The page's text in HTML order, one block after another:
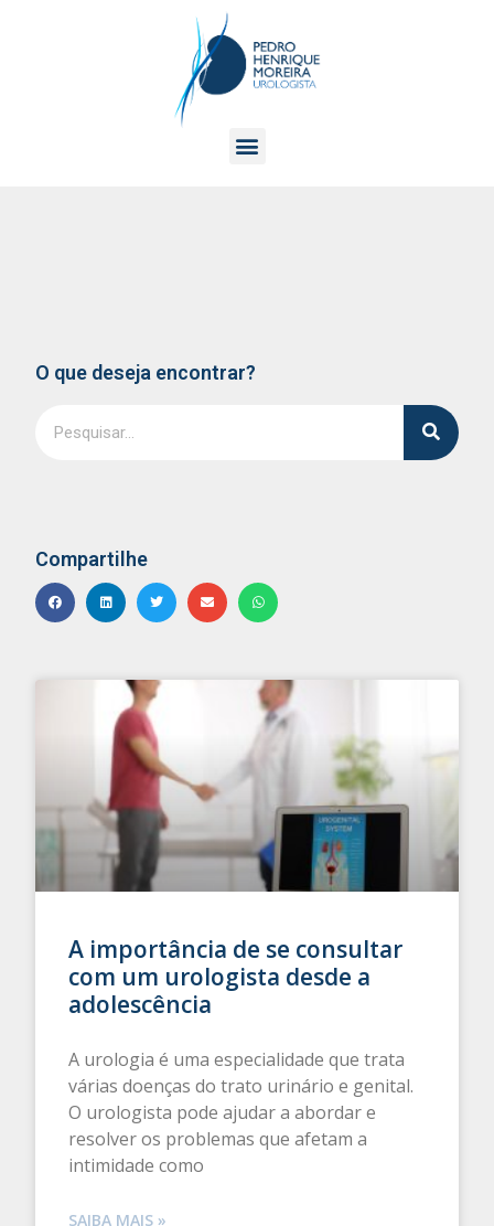
A importância de se consultar
com um urologista desde a
adolescência
A urologia é uma especialidade que trata
várias doenças do trato urinário e genital.
O urologista pode ajudar a abordar e
resolver os problemas que afetam a
intimidade como
SAIBA MAIS »
O que deseja encontrar?
Compartilhe